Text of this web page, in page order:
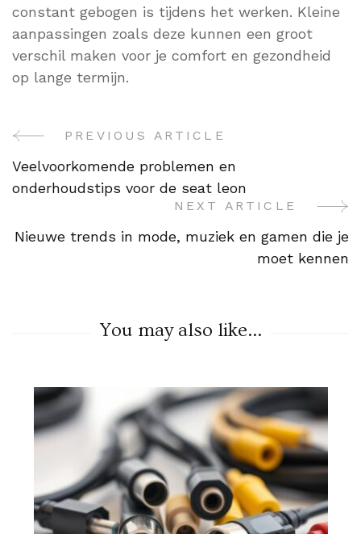
constant gebogen is tijdens het werken. Kleine
aanpassingen zoals deze kunnen een groot
verschil maken voor je comfort en gezondheid
op lange termijn.
Post
Navigation
PREVIOUS ARTICLE
Veelvoorkomende problemen en
onderhoudstips voor de seat leon
NEXT ARTICLE
Nieuwe trends in mode, muziek en gamen die je
moet kennen
You may also like...